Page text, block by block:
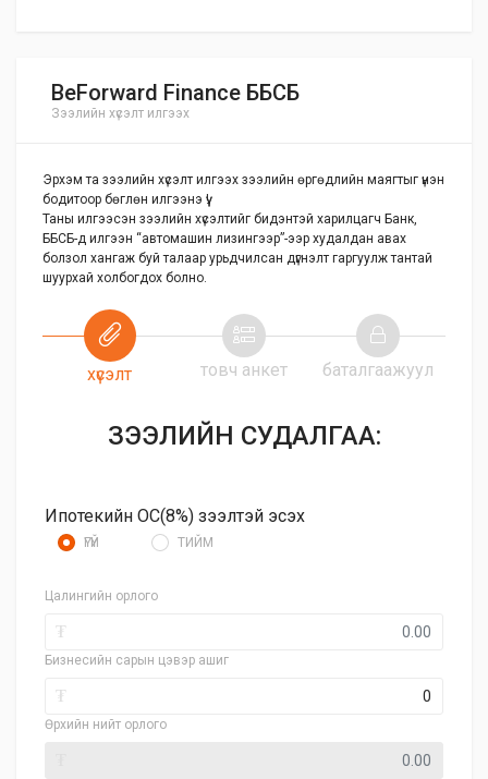
BeForward Finance ББСБ
Зээлийн хүсэлт илгээх
Эрхэм та зээлийн хүсэлт илгээх зээлийн өргөдлийн маягтыг үнэн
бодитоор бөглөн илгээнэ үү!
Таны илгээсэн зээлийн хүсэлтийг бидэнтэй харилцагч Банк,
ББСБ-д илгээн “автомашин лизингээр”-ээр худалдан авах
болзол хангаж буй талаар урьдчилсан дүгнэлт гаргуулж тантай
шуурхай холбогдох болно.
хүсэлт товч анкет баталгаажуул
ЗЭЭЛИЙН СУДАЛГАА:
Ипотекийн ОС(8%) зээлтэй эсэх
ҮГҮЙ ТИЙМ
Цалингийн орлого
₮
Бизнесийн сарын цэвэр ашиг
₮
Өрхийн нийт орлого